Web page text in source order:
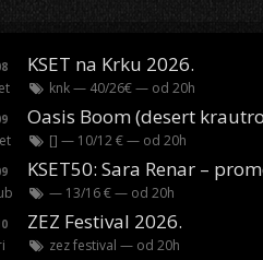
KSET na Krku 2026.
knk— 40/26€ — od 20h
[] — 10/12 € — od 20h
— 13/16 € — od 20h
ZEZ Festival 2026.
zez festival — od 20h